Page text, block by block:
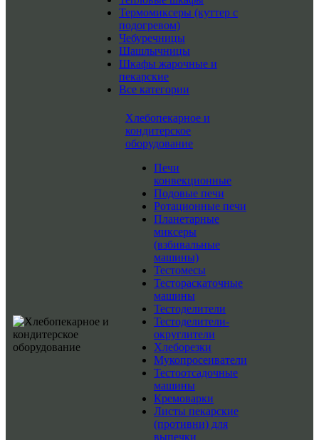
Термомиксеры (куттер с
подогревом)
Чебуречницы
Шашлычницы
Шкафы жарочные и
пекарские
Все категории
Хлебопекарное и
кондитерское
оборудование
Печи
конвекционные
Подовые печи
Ротационные печи
Планетарные
миксеры
(взбивальные
машины)
Тестомесы
Тестораскаточные
машины
Тестоделители
Тестоделители-
округлители
Хлеборезки
Мукопросеиватели
Тестоотсадочные
машины
Кремоварки
Листы пекарские
(противни) для
выпечки